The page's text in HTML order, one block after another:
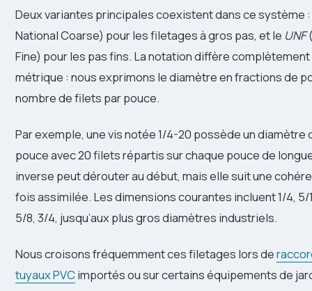
Deux variantes principales coexistent dans ce système
National Coarse) pour les filetages à gros pas, et le UNF
Fine) pour les pas fins. La notation diffère
métrique : nous exprimons le diamètre en fractions de
nombre de filets par pouce.
Par exemple, une vis notée 1/4-20 possède un diamètre
pouce avec 20 filets répartis sur chaque pouce de
inverse peut dérouter au début, mais elle suit une
fois assimilée. Les dimensions courantes incluent 1/4, 5/
5/8, 3/4, jusqu’aux plus gros diamètres industriels.
Nous croisons fréquemment ces filetages lors de
tuyaux PVCimportés ou sur certains équipements de